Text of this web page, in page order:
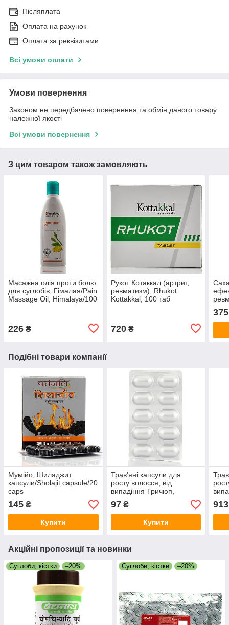
Післяплата
Оплата на рахунок
Оплата за реквізитами
Всі умови оплати
Умови повернення
Законом не передбачено повернення та обмін даного товару
належної якості
Всі умови повернення
З цим товаром також замовляють
Масажна олія проти болю
для суглобів, Гімалая/Pain
Massage Oil, Himalaya/100
226 ₴
Рукот Котаккал (артрит,
ревматизм), Rhukot
Kottakkal, 100 таб
720₴
375
Подібні товари компанії
Мумійо, Шиладжит
капсули/Sholajit capsule/20
caps
145 ₴
Купити
Трав'яні капсули для
росту волосся, від
випадіння Тричюп,
Тричуп, Hair Capsule
Trichup Vasu, 10 кап.
97₴
Купити
913
Акційні пропозиції та новинки
Суглоби, кістки –20% Суглоби, кістки –20%